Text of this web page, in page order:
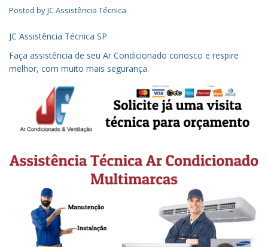
Posted byJC Assistência Técnica
JC Assistência Técnica SP
Faça assistência de seu Ar Condicionado conosco e respire
melhor, com muito mais segurança.